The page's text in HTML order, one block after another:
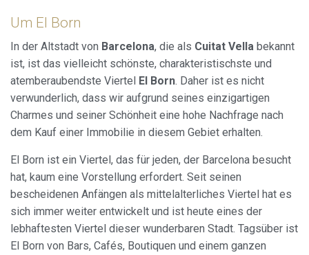
Um El Born
In der Altstadt von Barcelona, die als Cuitat Vella bekannt
ist, ist das vielleicht schönste, charakteristischste und
atemberaubendste Viertel El Born. Daher ist es nicht
verwunderlich, dass wir aufgrund seines einzigartigen
Charmes und seiner Schönheit eine hohe Nachfrage nach
dem Kauf einer Immobilie in diesem Gebiet erhalten.
El Born ist ein Viertel, das für jeden, der Barcelona besucht
hat, kaum eine Vorstellung erfordert. Seit seinen
bescheidenen Anfängen als mittelalterliches Viertel hat es
sich immer weiter entwickelt und ist heute eines der
lebhaftesten Viertel dieser wunderbaren Stadt. Tagsüber ist
El Born von Bars, Cafés, Boutiquen und einem ganzen